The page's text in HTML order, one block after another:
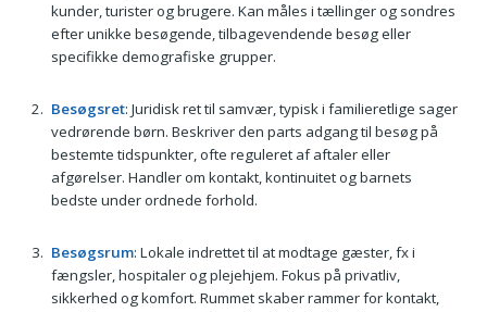
kunder, turister og brugere. Kan måles i tællinger og sondres
efter unikke besøgende, tilbagevendende besøg eller
specifikke demografiske grupper.
Besøgsret: Juridisk ret til samvær, typisk i familieretlige sager
vedrørende børn. Beskriver den parts adgang til besøg på
bestemte tidspunkter, ofte reguleret af aftaler eller
afgørelser. Handler om kontakt, kontinuitet og barnets
bedste under ordnede forhold.
Besøgsrum: Lokale indrettet til at modtage gæster, fx i
fængsler, hospitaler og plejehjem. Fokus på privatliv,
sikkerhed og komfort. Rummet skaber rammer for kontakt,